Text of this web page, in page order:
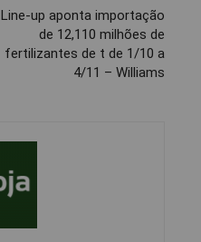
Line-up aponta importação
de 12,110 milhões de
fertilizantes de t de 1/10 a
4/11 – Williams